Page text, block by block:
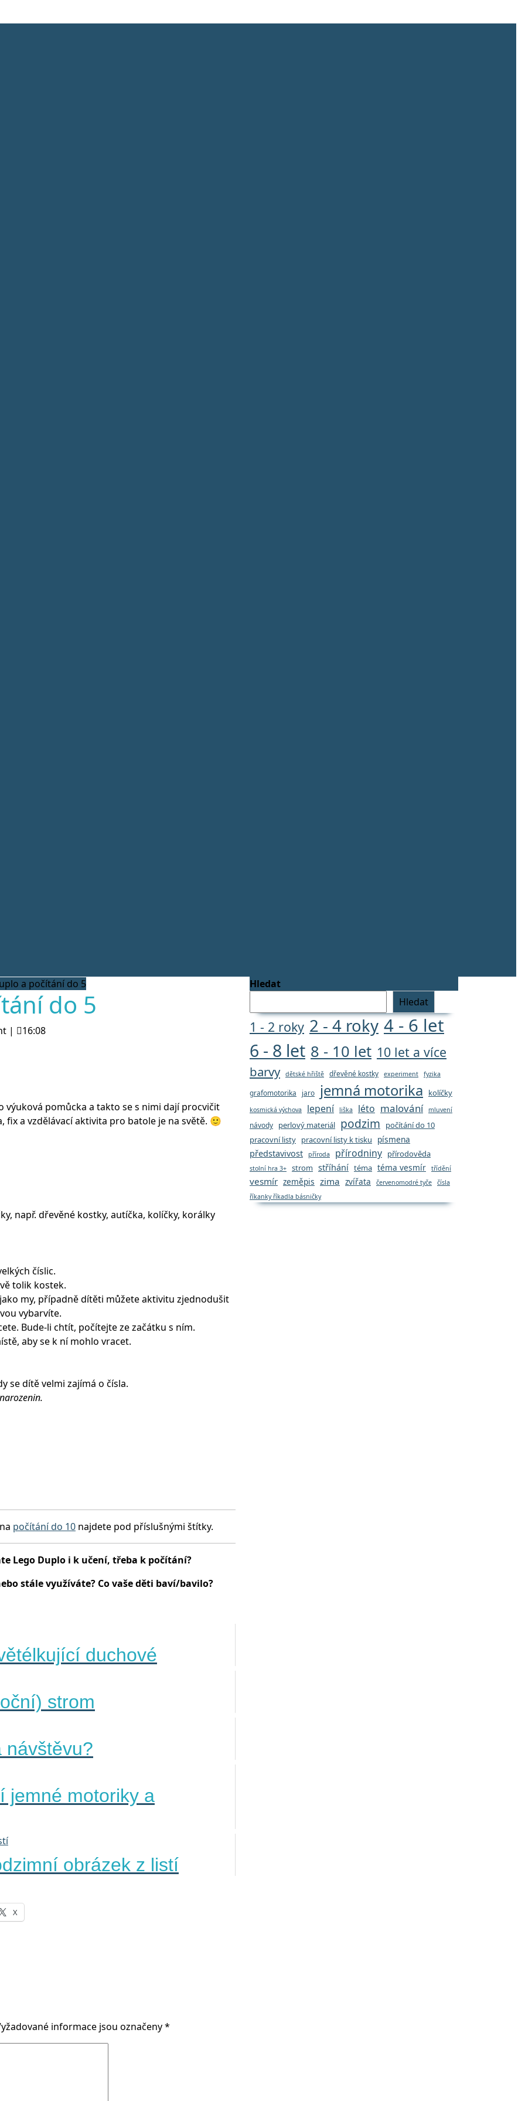
a počítání do 5
do 5
| 16:08
výuková pomůcka a takto se s nimi dají procvičit
fix a vzdělávací aktivita pro batole je na světě. 🙂
např. dřevěné kostky, autíčka, kolíčky, korálky
číslic.
tolik kostek.
my, případně dítěti můžete aktivitu zjednodušit
vybarvíte.
Bude-li chtít, počítejte ze začátku s ním.
aby se k ní mohlo vracet.
se dítě velmi zajímá o čísla.
počítání do 10 najdete pod příslušnými štítky.
Lego Duplo i k učení, třeba k počítání?
stále využíváte? Co vaše děti baví/bavilo?
duchové
strom
návštěvu?
jemné motoriky a
obrázek z listí
X
informace jsou označeny*
Hledat
Hledat
1 - 2 roky 2 - 4 roky 4 - 6 let
6 - 8 let 8 - 10 let 10 let a více
barvy dětské hřiště dřevěné kostky experiment fyzika
grafomotorika jaro jemná motorika kolíčky
kosmická výchova lepení liška léto malování mluvení
návody perlový materiál podzim
počítání do 10
pracovní listy pracovní listy k tisku
písmena
představivost
příroda přírodniny přírodověda
stolní hra 3+ strom stříhání téma téma vesmír třídění
vesmír zeměpis zima zvířata červenomodré tyče
čísla
říkanky říkadla básničky